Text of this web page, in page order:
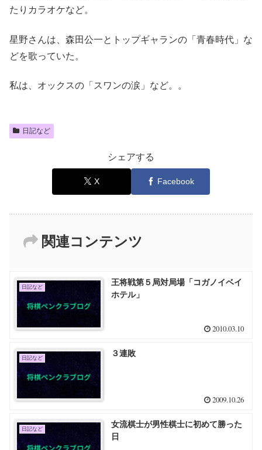
たりカラオケなど。
星野さんは、森田公一とトップギャランの「青春時代」な
どを歌っていた。
私は、オックスの「スワンの涙」など。。
日記など
シェアする
X Facebook
関連コンテンツ
日記など
王将戦第５局対局場「コガノイベイ
ホテル」
2010.03.10
日記など ３連敗
2009.10.26
日記など
女流棋士が男性棋士に初めて勝った
日